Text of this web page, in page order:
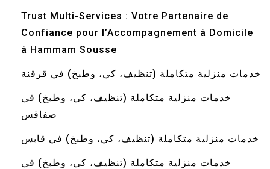
Trust Multi-Services : Votre Partenaire de
Confiance pour l’Accompagnement à Domicile
à Hammam Sousse
خدمات منزلية متكاملة (تنظيف، كي، وطبخ) في قرقنة
خدمات منزلية متكاملة (تنظيف، كي، وطبخ) في
صفاقس
خدمات منزلية متكاملة (تنظيف، كي، وطبخ) في قابس
خدمات منزلية متكاملة (تنظيف، كي، وطبخ) في